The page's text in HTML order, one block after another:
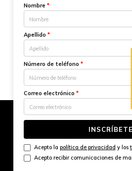
Nombre *
Apellido *
Número de teléfono *
Correo electrónico *
INSCRÍBETE
Acepto la política de privacidad y los
Acepto recibir comunicaciones de